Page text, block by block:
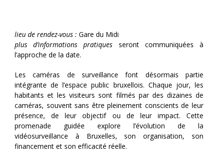
lieu de rendez-vous : Gare du Midi
plus d’informations pratiques seront communiquées à
l’approche de la date.
Les caméras de surveillance font désormais partie
intégrante de l’espace public bruxellois. Chaque jour, les
habitants et les visiteurs sont filmés par des dizaines de
caméras, souvent sans être pleinement conscients de leur
présence, de leur objectif ou de leur impact. Cette
promenade guidée explore l’évolution de la
vidéosurveillance à Bruxelles, son organisation, son
financement et son efficacité réelle.